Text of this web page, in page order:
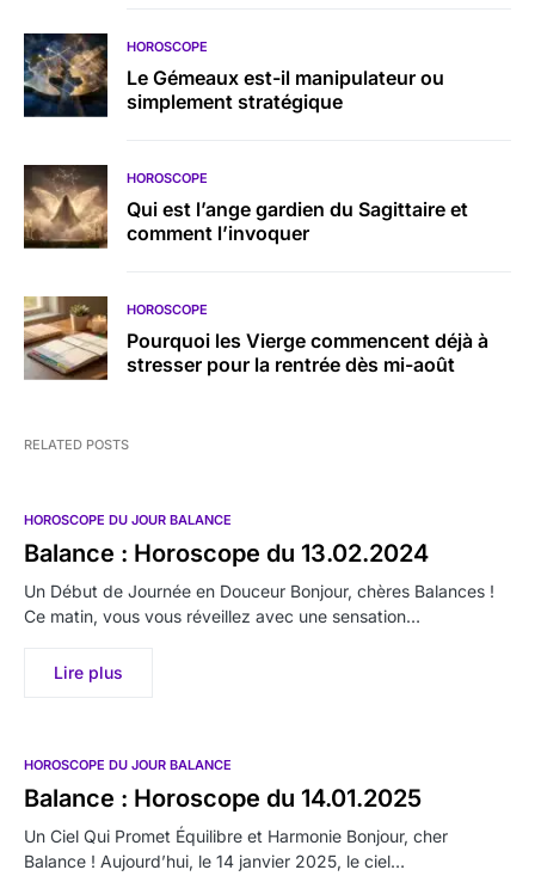
HOROSCOPE
Le Gémeaux est-il manipulateur ou
simplement stratégique
HOROSCOPE
Qui est l’ange gardien du Sagittaire et
comment l’invoquer
HOROSCOPE
Pourquoi les Vierge commencent déjà à
stresser pour la rentrée dès mi-août
RELATED POSTS
HOROSCOPE DU JOUR BALANCE
Balance : Horoscope du 13.02.2024
Un Début de Journée en Douceur Bonjour, chères Balances !
Ce matin, vous vous réveillez avec une sensation…
Lire plus
HOROSCOPE DU JOUR BALANCE
Balance : Horoscope du 14.01.2025
Un Ciel Qui Promet Équilibre et Harmonie Bonjour, cher
Balance ! Aujourd’hui, le 14 janvier 2025, le ciel…